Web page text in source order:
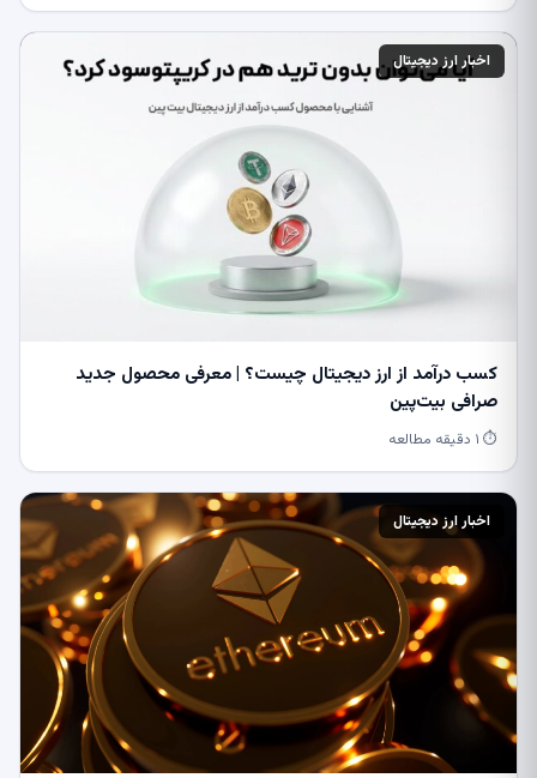
اخبار ارز دیجیتال
کسب درآمد از ارز دیجیتال چیست؟ | معرفی محصول جدید
صرافی بیت‌پین
⏱ ۱ دقیقه مطالعه
اخبار ارز دیجیتال